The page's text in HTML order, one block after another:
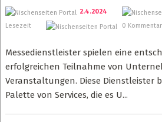
2.4.2024
Lesezeit
0
Messedienstleister spielen eine
erfolgreichen Teilnahme von
Veranstaltungen. Diese Dienstleister
Palette von Services, die es U...